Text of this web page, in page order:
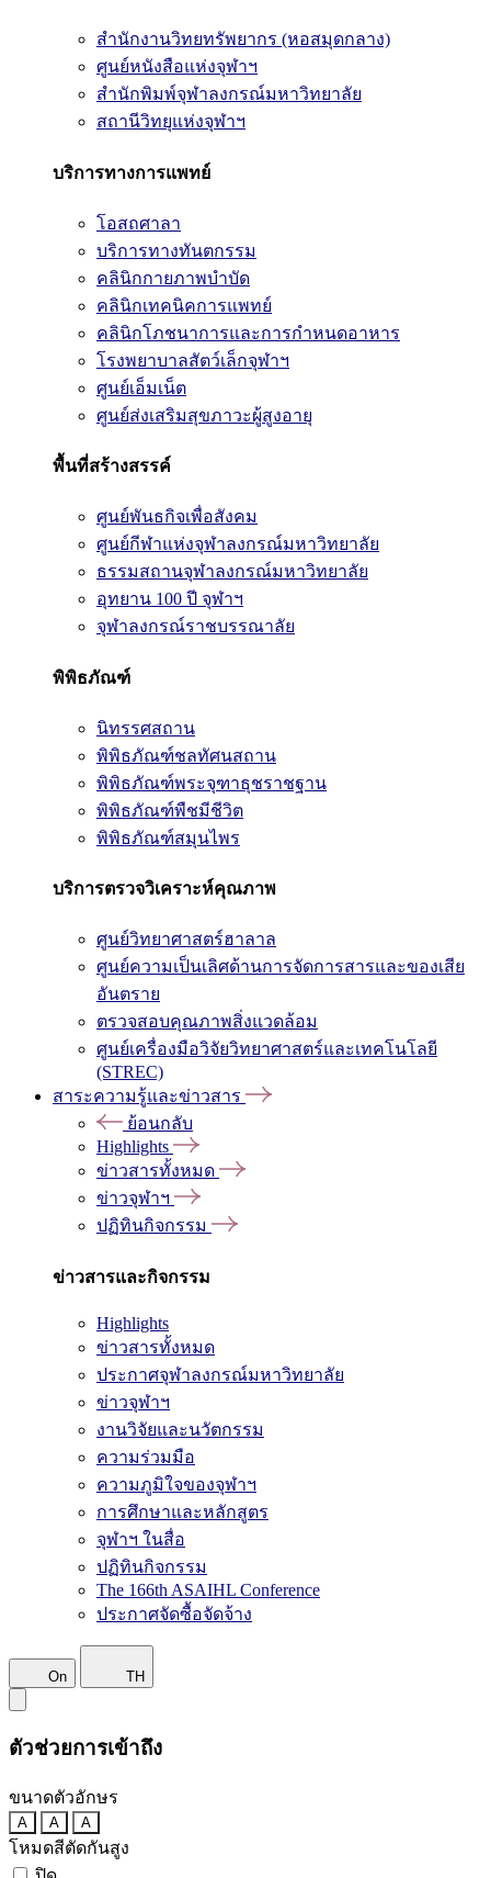
สำนักงานวิทยทรัพยากร (หอสมุดกลาง)
ศูนย์หนังสือแห่งจุฬาฯ
สำนักพิมพ์จุฬาลงกรณ์มหาวิทยาลัย
สถานีวิทยุแห่งจุฬาฯ
บริการทางการแพทย์
โอสถศาลา
บริการทางทันตกรรม
คลินิกกายภาพบำบัด
คลินิกเทคนิคการแพทย์
คลินิกโภชนาการและการกำหนดอาหาร
โรงพยาบาลสัตว์เล็กจุฬาฯ
ศูนย์เอ็มเน็ต
ศูนย์ส่งเสริมสุขภาวะผู้สูงอายุ
พื้นที่สร้างสรรค์
ศูนย์พันธกิจเพื่อสังคม
ศูนย์กีฬาแห่งจุฬาลงกรณ์มหาวิทยาลัย
ธรรมสถานจุฬาลงกรณ์มหาวิทยาลัย
อุทยาน 100 ปี จุฬาฯ
จุฬาลงกรณ์ราชบรรณาลัย
พิพิธภัณฑ์
นิทรรศสถาน
พิพิธภัณฑ์ชลทัศนสถาน
พิพิธภัณฑ์พระจุฑาธุชราชฐาน
พิพิธภัณฑ์พืชมีชีวิต
พิพิธภัณฑ์สมุนไพร
บริการตรวจวิเคราะห์คุณภาพ
ศูนย์วิทยาศาสตร์ฮาลาล
ศูนย์ความเป็นเลิศด้านการจัดการสารและของเสีย
อันตราย
ตรวจสอบคุณภาพสิ่งแวดล้อม
ศูนย์เครื่องมือวิจัยวิทยาศาสตร์และเทคโนโลยี
(STREC)
สาระความรู้และข่าวสาร
ย้อนกลับ
Highlights
ข่าวสารทั้งหมด
ข่าวจุฬาฯ
ปฏิทินกิจกรรม
ข่าวสารและกิจกรรม
Highlights
ข่าวสารทั้งหมด
ประกาศจุฬาลงกรณ์มหาวิทยาลัย
ข่าวจุฬาฯ
งานวิจัยและนวัตกรรม
ความร่วมมือ
ความภูมิใจของจุฬาฯ
การศึกษาและหลักสูตร
จุฬาฯ ในสื่อ
ปฏิทินกิจกรรม
The 166th ASAIHL Conference
ประกาศจัดซื้อจัดจ้าง
On TH
ตัวช่วยการเข้าถึง
ขนาดตัวอักษร
A A A
โหมดสีตัดกันสูง